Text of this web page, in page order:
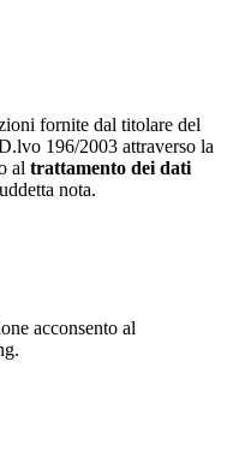
fornite dal titolare del
196/2003 attraverso la
al trattamento dei dati
nota.
acconsento al